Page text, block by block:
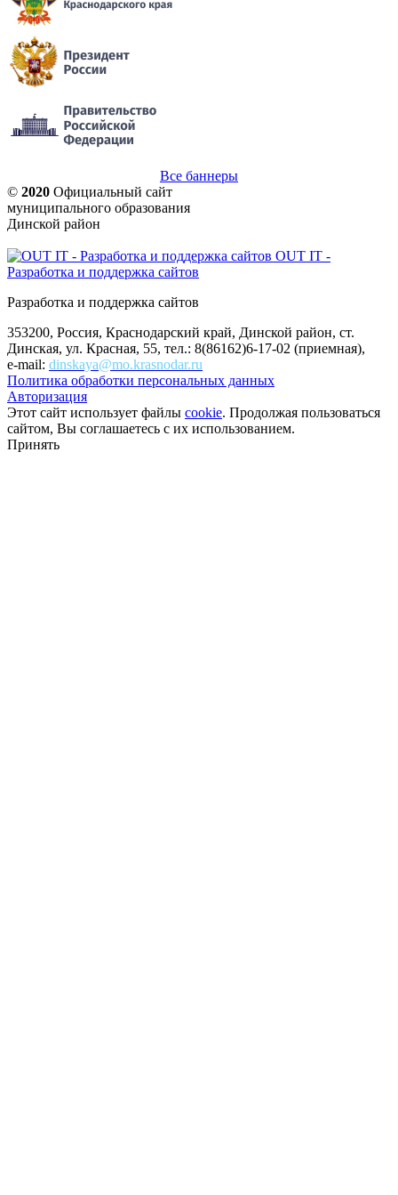
Все баннеры
© 2020 Официальный сайт
муниципального образования
Динской район
OUT IT -
Разработка и поддержка сайтов
Разработка и поддержка сайтов
353200, Россия, Краснодарский край, Динской район, ст.
Динская, ул. Красная, 55, тел.: 8(86162)6-17-02 (приемная),
e-mail: dinskaya@mo.krasnodar.ru
Политика обработки персональных данных
Авторизация
Этот сайт использует файлы cookie. Продолжая пользоваться
сайтом, Вы соглашаетесь с их использованием.
Принять